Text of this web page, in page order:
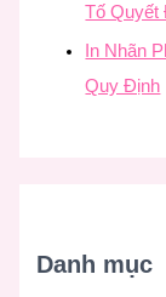
Tố Quyết
In Nhãn
Quy Định
Danh mục